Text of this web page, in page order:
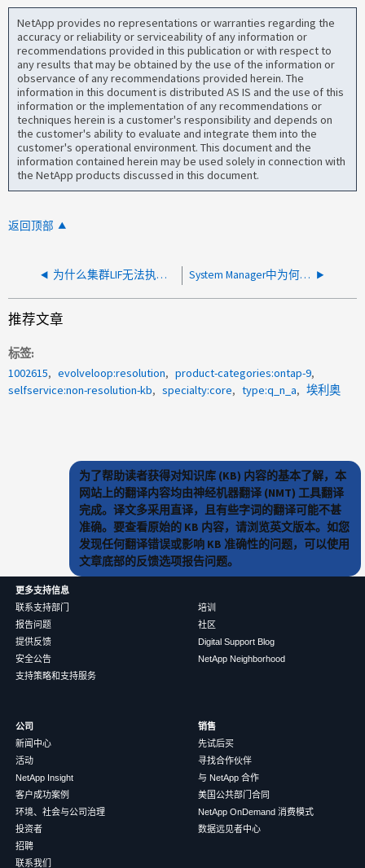
NetApp provides no representations or warranties regarding the
accuracy or reliability or serviceability of any information or
recommendations provided in this publication or with respect to
any results that may be obtained by the use of the information or
observance of any recommendations provided herein. The
information in this document is distributed AS IS and the use of this
information or the implementation of any recommendations or
techniques herein is a customer's responsibility and depends on
the customer's ability to evaluate and integrate them into the
customer's operational environment. This document and the
information contained herein may be used solely in connection with
the NetApp products discussed in this document.
返回顶部
为什么集群LIF无法执行pingable？ System Manager中为何显示许可的容量值
推荐文章
标签
1002615
evolveloop:resolution
product-categories:ontap-9
selfservice:non-resolution-kb
specialty:core type:q_n_a 埃利奥
为了帮助读者获得对知识库 (KB) 内容的基本了解，本
网站上的翻译内容均由神经机器翻译 (NMT) 工具翻译
完成。译文多采用直译，且有些字词的翻译可能不甚
准确。要查看原始的 KB 内容，请浏览英文版本。如您
发现任何翻译错误或影响 KB 准确性的问题，可以使用
文章底部的反馈选项报告问题。
更多支持信息
联系支持部门
报告问题
提供反馈
安全公告
支持策略和支持服务
培训
社区
Digital Support Blog
NetApp Neighborhood
公司
新闻中心
活动
NetApp Insight
客户成功案例
环境、社会与公司治理
投资者
招聘
联系我们
销售
先试后买
寻找合作伙伴
与 NetApp 合作
美国公共部门合同
NetApp OnDemand 消费模式
数据远见者中心